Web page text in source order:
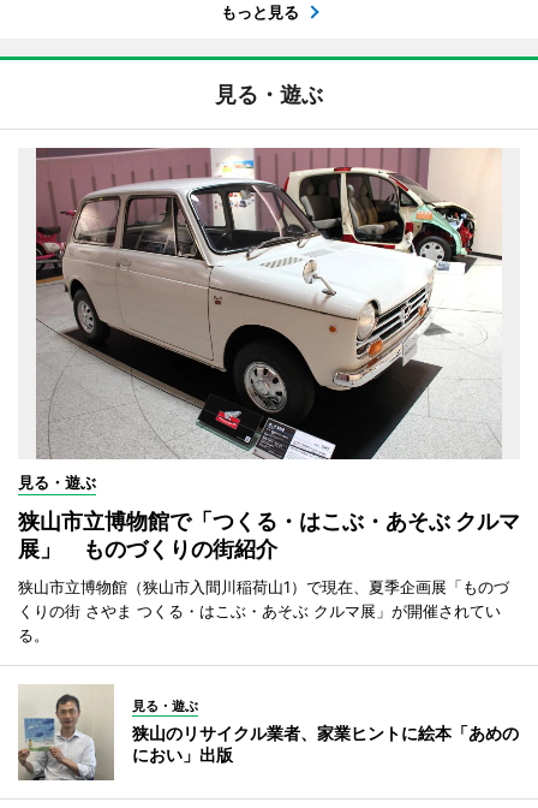
もっと見る
見る・遊ぶ
見る・遊ぶ
狭山市立博物館で「つくる・はこぶ・あそぶ クルマ
展」 ものづくりの街紹介
狭山市立博物館（狭山市入間川稲荷山1）で現在、夏季企画展「ものづ
くりの街 さやま つくる・はこぶ・あそぶ クルマ展」が開催されてい
る。
見る・遊ぶ
狭山のリサイクル業者、家業ヒントに絵本「あめの
におい」出版